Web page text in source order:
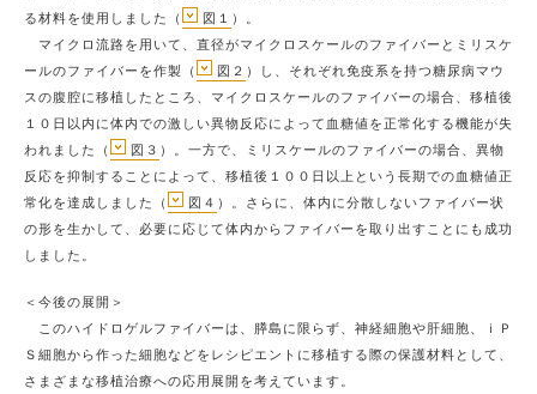
る材料を使用しました（
図１ ）。
マイクロ流路を用いて、直径がマイクロスケールのファイバーとミリスケ
ールのファイバーを作製（
図２ ）し、それぞれ免疫系を持つ糖尿病マウ
スの腹腔に移植したところ、マイクロスケールのファイバーの場合、移植後
１０日以内に体内での激しい異物反応によって血糖値を正常化する機能が失
われました（
図３ ）。一方で、ミリスケールのファイバーの場合、異物
反応を抑制することによって、移植後１００日以上という長期での血糖値正
常化を達成しました（
図４ ）。さらに、体内に分散しないファイバー状
の形を生かして、必要に応じて体内からファイバーを取り出すことにも成功
しました。
＜今後の展開＞
このハイドロゲルファイバーは、膵島に限らず、神経細胞や肝細胞、ｉＰ
Ｓ細胞から作った細胞などをレシピエントに移植する際の保護材料として、
さまざまな移植治療への応用展開を考えています。